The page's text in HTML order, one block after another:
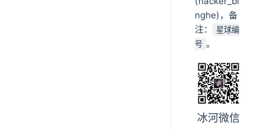
nghe)，备
注：
星球编
号 。
冰河微信